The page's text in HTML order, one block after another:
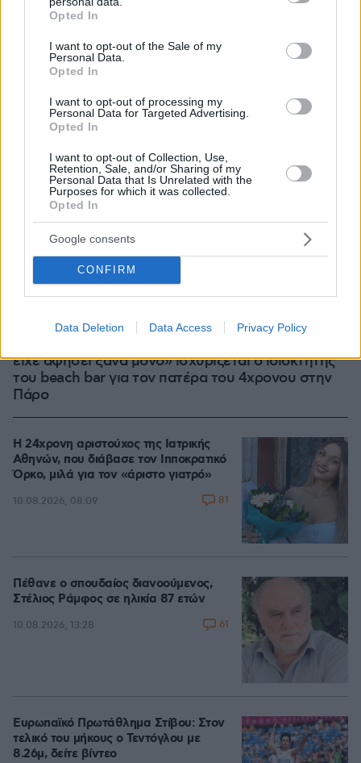
grant or deny consent to Google and its third-party tags to
use your data for below specified purposes in below Google
consent section.
Opted In
I want to opt-out of the Sale of my
Personal Data.
Opted In
I want to opt-out of processing my
Personal Data for Targeted Advertising.
Opted In
I want to opt-out of Collection, Use,
Retention, Sale, and/or Sharing of my
Personal Data that Is Unrelated with the
Purposes for which it was collected.
Opted In
Google consents
CONFIRM
Data Deletion Data Access Privacy Policy
είχε αφήσει ξανά μόνο» ισχυρίζεται ο ιδιοκτήτης
του beach bar για τον πατέρα του 4χρονου στην
Πάρο
10.08.2026, 12:21
Η 24χρονη αριστούχος της Ιατρικής
Αθηνών, που διάβασε τον Ιπποκρατικό
Όρκο, μιλά για τον «άριστο γιατρό»
10.08.2026, 08:09 81
Πέθανε ο σπουδαίος διανοούμενος,
Στέλιος Ράμφος σε ηλικία 87 ετών
10.08.2026, 13:28 61
Ευρωπαϊκό Πρωτάθλημα Στίβου: Στον
τελικό του μήκους ο Τεντόγλου με
8.26μ, δείτε βίντεο